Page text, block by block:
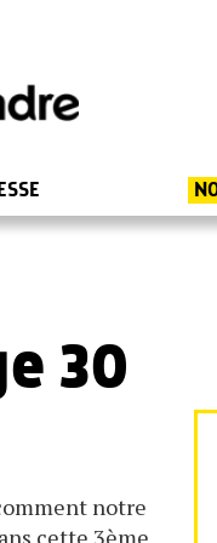
30
notre
cette 3ème